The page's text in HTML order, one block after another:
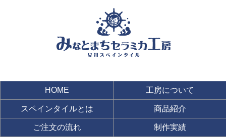
HOME 工房について
スペインタイルとは 商品紹介
ご注文の流れ 制作実績